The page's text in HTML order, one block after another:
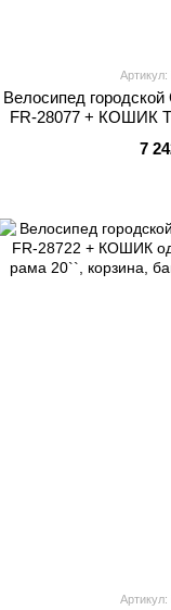
Велосипед
FR-28077 +
7